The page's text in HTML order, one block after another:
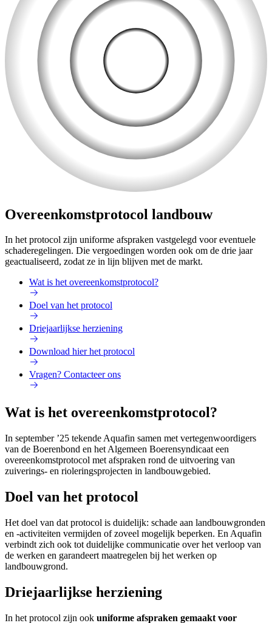
Overeenkomstprotocol landbouw
In het protocol zijn uniforme afspraken vastgelegd voor eventuele
schaderegelingen. Die vergoedingen worden ook om de drie jaar
geactualiseerd, zodat ze in lijn blijven met de markt.
Wat is het overeenkomstprotocol?
Doel van het protocol
Driejaarlijkse herziening
Download hier het protocol
Vragen? Contacteer ons
Wat is het overeenkomstprotocol?
In september ’25 tekende Aquafin samen met vertegenwoordigers
van de Boerenbond en het Algemeen Boerensyndicaat een
overeenkomstprotocol met afspraken rond de uitvoering van
zuiverings- en rioleringsprojecten in landbouwgebied.
Doel van het protocol
Het doel van dat protocol is duidelijk: schade aan landbouwgronden
en -activiteiten vermijden of zoveel mogelijk beperken. En Aquafin
verbindt zich ook tot duidelijke communicatie over het verloop van
de werken en garandeert maatregelen bij het werken op
landbouwgrond.
Driejaarlijkse herziening
In het protocol zijn ook uniforme afspraken gemaakt voor